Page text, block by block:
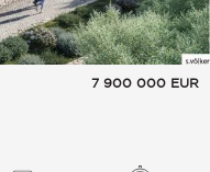
7 900 000 EUR